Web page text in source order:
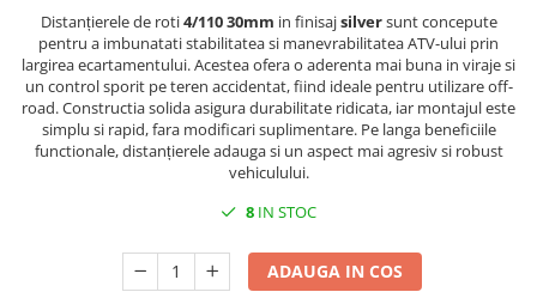
Borseta
Geanta
Rucsac
ECHIPAMENTE SKIJET
Distanțierele de roti4/110 30mm in finisajsilversunt concepute
pentru a imbunatati stabilitatea si manevrabilitatea ATV-ului prin
largirea ecartamentului. Acestea ofera o aderenta mai buna in viraje si
un control sporit pe teren accidentat, fiind ideale pentru utilizare off-
road. Constructia solida asigura durabilitate ridicata, iar montajul este
simplu si rapid, fara modificari suplimentare. Pe langa beneficiile
functionale, distanțierele adauga si un aspect mai agresiv si robust
vehiculului.
8 IN STOC
ADAUGA IN COS